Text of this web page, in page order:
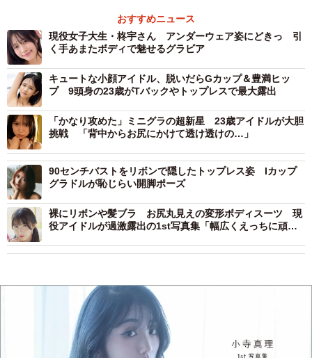
おすすめニュース
現役女子大生・柊宇さん アンダーウェア姿にどきっ 引
く手あまたボディで魅せるグラビア
キュートな小顔アイドル、脱いだらGカップ＆豊満ヒッ
プ 9頭身の23歳がTバックやトップレスで最大露出
「かなり攻めた」ミニグラの超新星 23歳アイドルが大胆
挑戦 「背中からお尻にかけて透け透けの…」
90センチバストをリボンで隠したトップレス姿 Iカップ
グラドルが恥じらい開脚ポーズ
裸にリボンや髪ブラ お尻丸見えの変形ボディスーツ 現
役アイドルが過激露出の1st写真集「幅広くえっちに頑張